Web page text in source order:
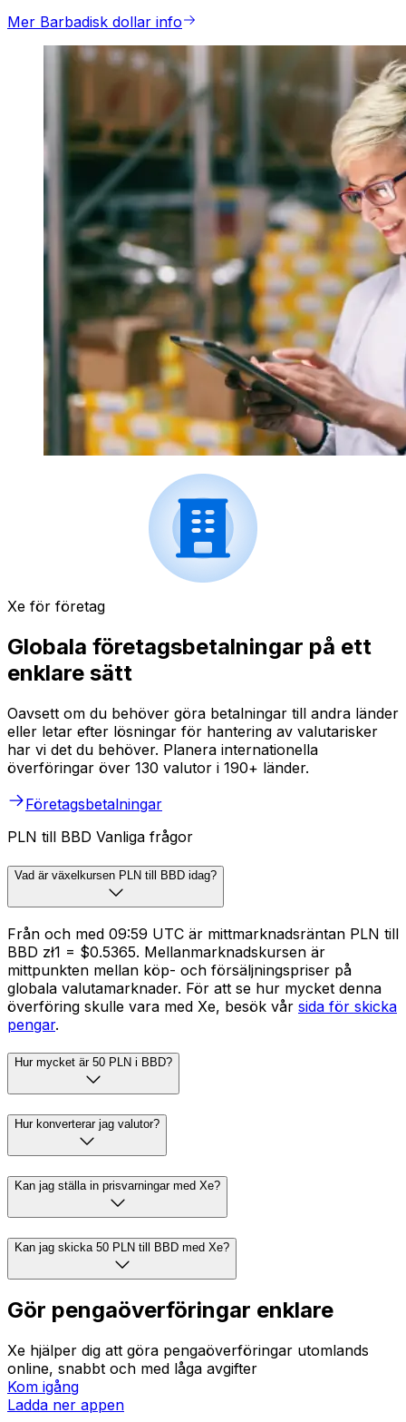
Mer Barbadisk dollar info
Xe för företag
Globala företagsbetalningar på ett
enklare sätt
Oavsett om du behöver göra betalningar till andra länder
eller letar efter lösningar för hantering av valutarisker
har vi det du behöver. Planera internationella
överföringar över 130 valutor i 190+ länder.
Företagsbetalningar
PLN till BBD Vanliga frågor
Vad är växelkursen PLN till BBD idag?
Från och med 09:59 UTC är mittmarknadsräntan PLN till
BBD zł1 = $0.5365. Mellanmarknadskursen är
mittpunkten mellan köp- och försäljningspriser på
globala valutamarknader. För att se hur mycket denna
överföring skulle vara med Xe, besök vår sida för skicka
pengar.
Hur mycket är 50 PLN i BBD?
Hur konverterar jag valutor?
Kan jag ställa in prisvarningar med Xe?
Kan jag skicka 50 PLN till BBD med Xe?
Gör pengaöverföringar enklare
Xe hjälper dig att göra pengaöverföringar utomlands
online, snabbt och med låga avgifter
Kom igång
Ladda ner appen